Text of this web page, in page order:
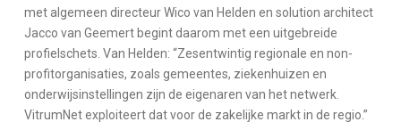
met algemeen directeur Wico van Helden en solution architect
Jacco van Geemert begint daarom met een uitgebreide
profielschets. Van Helden: “Zesentwintig regionale en non-
profitorganisaties, zoals gemeentes, ziekenhuizen en
onderwijsinstellingen zijn de eigenaren van het netwerk.
VitrumNet exploiteert dat voor de zakelijke markt in de regio.”